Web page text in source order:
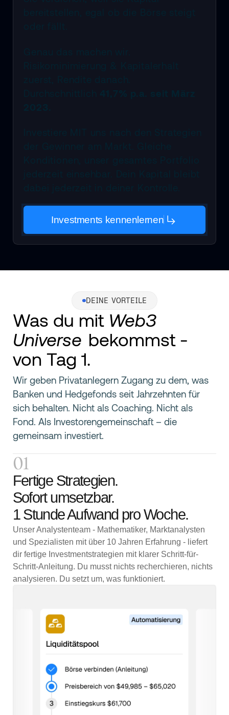
Investments kennenlernen
DEINE VORTEILE
Was du mit Web3
Universe bekommst -
von Tag 1.
Wir geben Privatanlegern Zugang zu dem, was
Banken und Hedgefonds seit Jahrzehnten für
sich behalten. Nicht als Coaching. Nicht als
Fond. Als Investorengemeinschaft – die
gemeinsam investiert.
01
Fertige Strategien.
Sofort umsetzbar.
1 Stunde Aufwand pro Woche.
Unser Analystenteam - Mathematiker, Marktanalysten
und Spezialisten mit über 10 Jahren Erfahrung - liefert
dir fertige Investmentstrategien mit klarer Schritt-für-
Schritt-Anleitung. Du musst nichts recherchieren, nichts
analysieren. Du setzt um, was funktioniert.